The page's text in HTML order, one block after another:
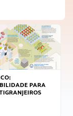
PARA